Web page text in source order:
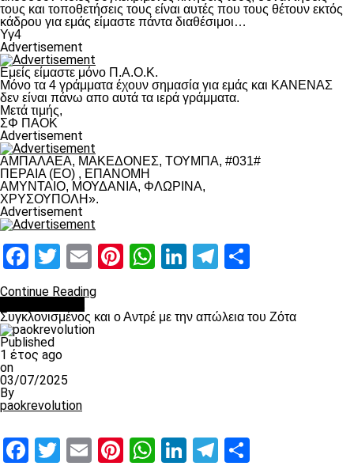
τους και τοποθετήσεις τους είναι αυτές που τους θέτουν εκτός
κάδρου για εμάς είμαστε πάντα διαθέσιμοι…
Υγ4
Advertisement
Εμείς είμαστε μόνο Π.Α.Ο.Κ.
Μόνο τα 4 γράμματα έχουν σημασία για εμάς και ΚΑΝΕΝΑΣ
δεν είναι πάνω απο αυτά τα ιερά γράμματα.
Μετά τιμής,
ΣΦ ΠΑΟΚ
Advertisement
ΑΜΠΑΛΑΕΑ, ΜΑΚΕΔΟΝΕΣ, ΤΟΥΜΠΑ, #031#
ΠΕΡΑΙΑ (ΕΟ) , ΕΠΑΝΟΜΗ
ΑΜΥΝΤΑΙΟ, ΜΟΥΔΑΝΙΑ, ΦΛΩΡΙΝΑ,
ΧΡΥΣΟΥΠΟΛΗ».
Advertisement
Facebook
Twitter
EmailPinterest
WhatsApp
LinkedIn
Telegram
Continue Reading
Συγκλονισμένος και ο Αντρέ με την απώλεια του Ζότα
Published
1 έτος ago
on
03/07/2025
By
paokrevolution
Facebook
Twitter
EmailPinterest
WhatsApp
LinkedIn
Telegram